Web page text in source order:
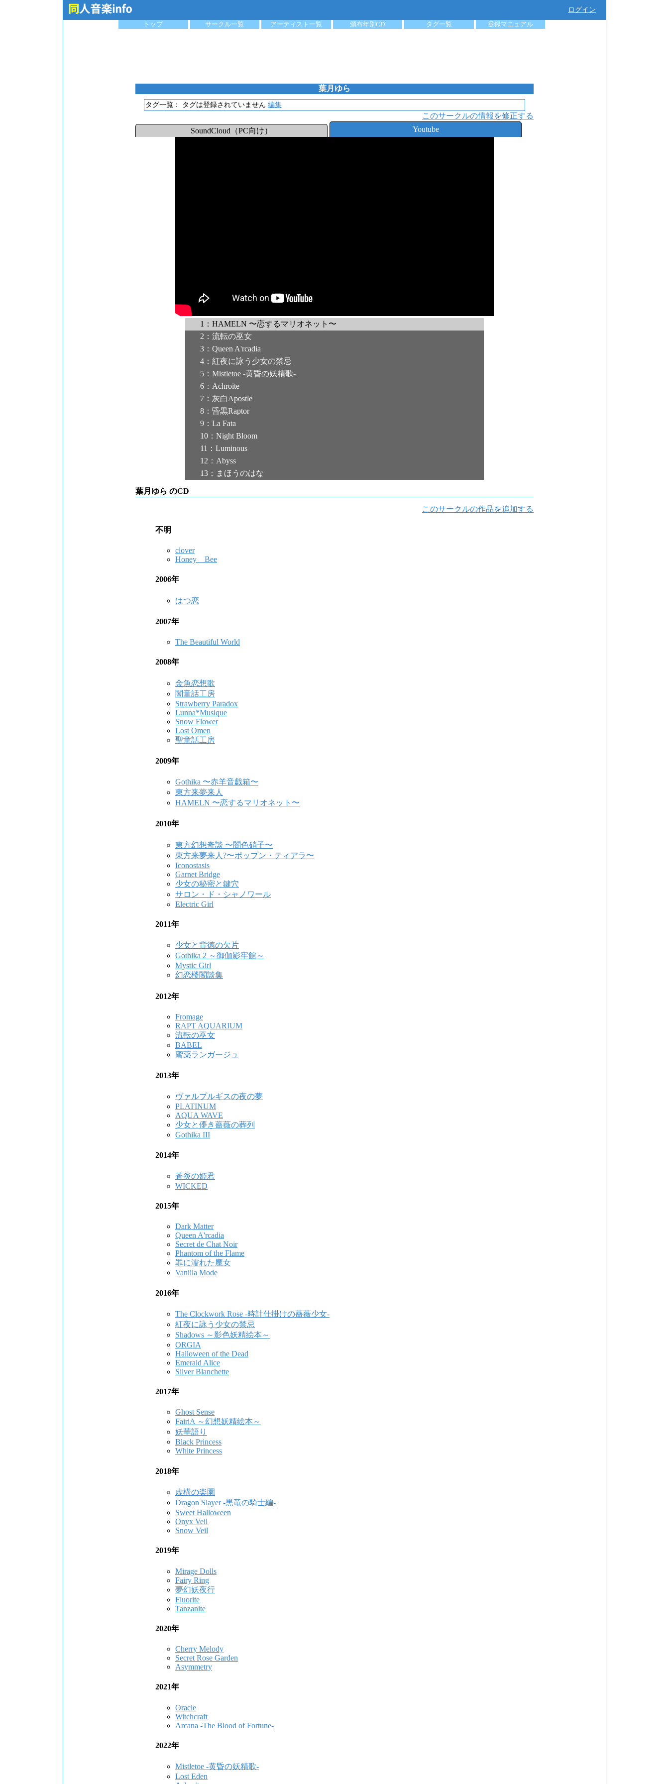
ログイン
トップ
サークル一覧 アーティスト一覧 頒布年別CD タグ一覧 登録マニュアル
葉月ゆら
タグ一覧： タグは登録されていません 編集
このサークルの情報を修正する
SoundCloud（PC向け）
Youtube
1：HAMELN 〜恋するマリオネット〜
2：流転の巫女
3：Queen A'rcadia
4：紅夜に詠う少女の禁忌
5：Mistletoe -黄昏の妖精歌-
6：Achroite
7：灰白Apostle
8：昏黒Raptor
9：La Fata
10：Night Bloom
11：Luminous
12：Abyss
13：まほうのはな
葉月ゆら のCD
このサークルの作品を追加する
不明
clover
Honey Bee
2006年
はつ恋
2007年
The Beautiful World
2008年
金魚恋想歌
闇童話工房
Strawberry Paradox
Lunna*Musique
Snow Flower
Lost Omen
聖童話工房
2009年
Gothika 〜赤羊音戯箱〜
東方来夢来人
HAMELN 〜恋するマリオネット〜
2010年
東方幻想奇談 〜闇色硝子〜
東方来夢来人?〜ポップン・ティアラ〜
Iconostasis
Garnet Bridge
少女の秘密と鍵穴
サロン・ド・シャノワール
Electric Girl
2011年
少女と背徳の欠片
Gothika 2 ～御伽影牢館～
Mystic Girl
幻恋楼閣談集
2012年
Fromage
RAPT AQUARIUM
流転の巫女
BABEL
蜜薬ランガージュ
2013年
ヴァルプルギスの夜の夢
PLATINUM
AQUA WAVE
少女と儚き薔薇の葬列
Gothika III
2014年
蒼炎の姫君
WICKED
2015年
Dark Matter
Queen A'rcadia
Secret de Chat Noir
Phantom of the Flame
罪に濡れた魔女
Vanilla Mode
2016年
The Clockwork Rose -時計仕掛けの薔薇少女-
紅夜に詠う少女の禁忌
Shadows ～影色妖精絵本～
ORGIA
Halloween of the Dead
Emerald Alice
Silver Blanchette
2017年
Ghost Sense
FairiA ～幻想妖精絵本～
妖華語り
Black Princess
White Princess
2018年
虚構の楽園
Dragon Slayer -黒竜の騎士編-
Sweet Halloween
Onyx Veil
Snow Veil
2019年
Mirage Dolls
Fairy Ring
夢幻妖夜行
Fluorite
Tanzanite
2020年
Cherry Melody
Secret Rose Garden
Asymmetry
2021年
Oracle
Witchcraft
Arcana -The Blood of Fortune-
2022年
Mistletoe -黄昏の妖精歌-
Lost Eden